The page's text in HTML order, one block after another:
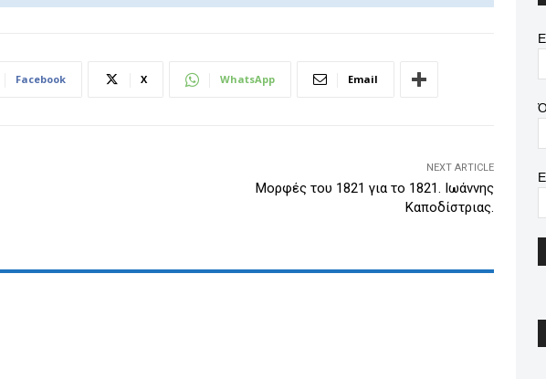
ail tF
e
d
at
A
k
Facebook X WhatsApp Email
NEXT ARTICLE
Μορφές του 1821 για το 1821. Ιωάννης
Καποδίστριας.